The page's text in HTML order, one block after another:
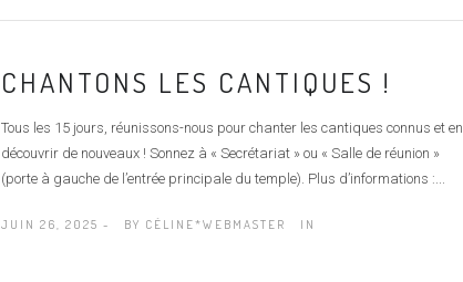
CHANTONS LES CANTIQUES !
Tous les 15 jours, réunissons-nous pour chanter les cantiques connus et en
découvrir de nouveaux ! Sonnez à « Secrétariat » ou « Salle de réunion »
(porte à gauche de l’entrée principale du temple). Plus d’informations :...
JUIN 26, 2025 - BY CÉLINE*WEBMASTER IN